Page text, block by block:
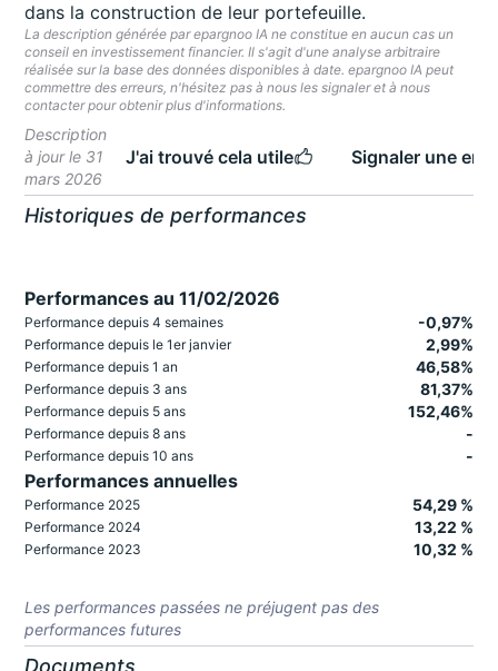
dans la construction de leur portefeuille.
La description générée par epargnoo IA ne constitue en aucun cas un
conseil en investissement financier. Il s'agit d'une analyse arbitraire
réalisée sur la base des données disponibles à date. epargnoo IA peut
commettre des erreurs, n'hésitez pas à nous les signaler et à nous
contacter pour obtenir plus d'informations.
Description
à jour le 31
mars 2026
J'ai trouvé cela utile Signaler une
Historiques de performances
Performances au 11/02/2026
Performance depuis 4 semaines -0,97%
Performance depuis le 1er janvier 2,99%
Performance depuis 1 an 46,58%
Performance depuis 3 ans 81,37%
Performance depuis 5 ans 152,46%
Performance depuis 8 ans -
Performance depuis 10 ans -
Performances annuelles
Performance 2025 54,29 %
Performance 2024 13,22 %
Performance 2023 10,32 %
Les performances passées ne préjugent pas des
performances futures
Documents